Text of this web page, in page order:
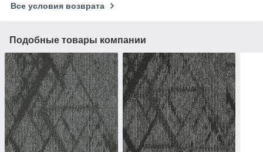
Все условия возврата
Подобные товары компании